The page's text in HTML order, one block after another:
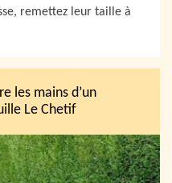
remettez leur taille à
les mains d’un
Le Chetif